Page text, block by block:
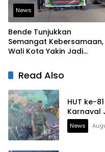
News
Bende Tunjukkan
Semangat Kebersamaan,
Wali Kota Yakin Jadi
LainRead Also
HUT ke-
Karnaval
News